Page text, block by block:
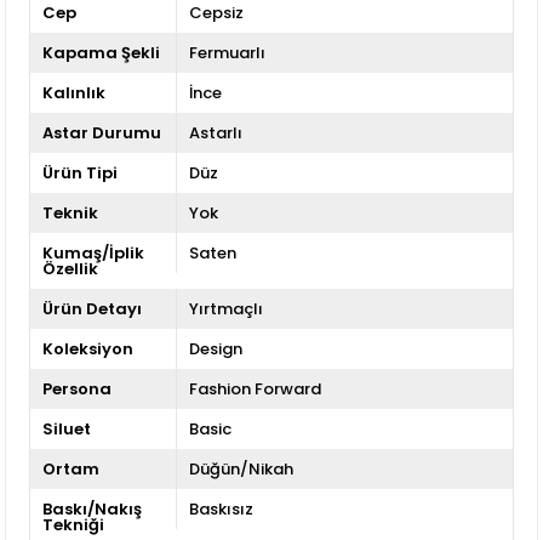
Cep
Cepsiz
Kapama Şekli
Fermuarlı
Kalınlık
İnce
Astar Durumu
Astarlı
Ürün Tipi
Düz
Teknik
Yok
Kumaş/İplik
Özellik
Saten
Ürün Detayı
Yırtmaçlı
Koleksiyon
Design
Persona
Fashion Forward
Siluet
Basic
Ortam
Düğün/Nikah
Baskı/Nakış
Tekniği
Baskısız